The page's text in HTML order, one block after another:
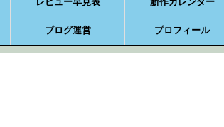
ブログ運営 プロフィール